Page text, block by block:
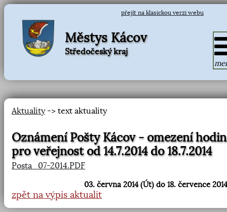
přejít na klasickou verzi webu
Městys Kácov
Středočeský kraj
Aktuality-> text aktuality
Oznámení Pošty Kácov - omezení hodin
pro veřejnost od 14.7.2014 do 18.7.2014
Posta_07-2014.PDF
03. června 2014 (Út) do 18. července
zpět na výpis aktualit